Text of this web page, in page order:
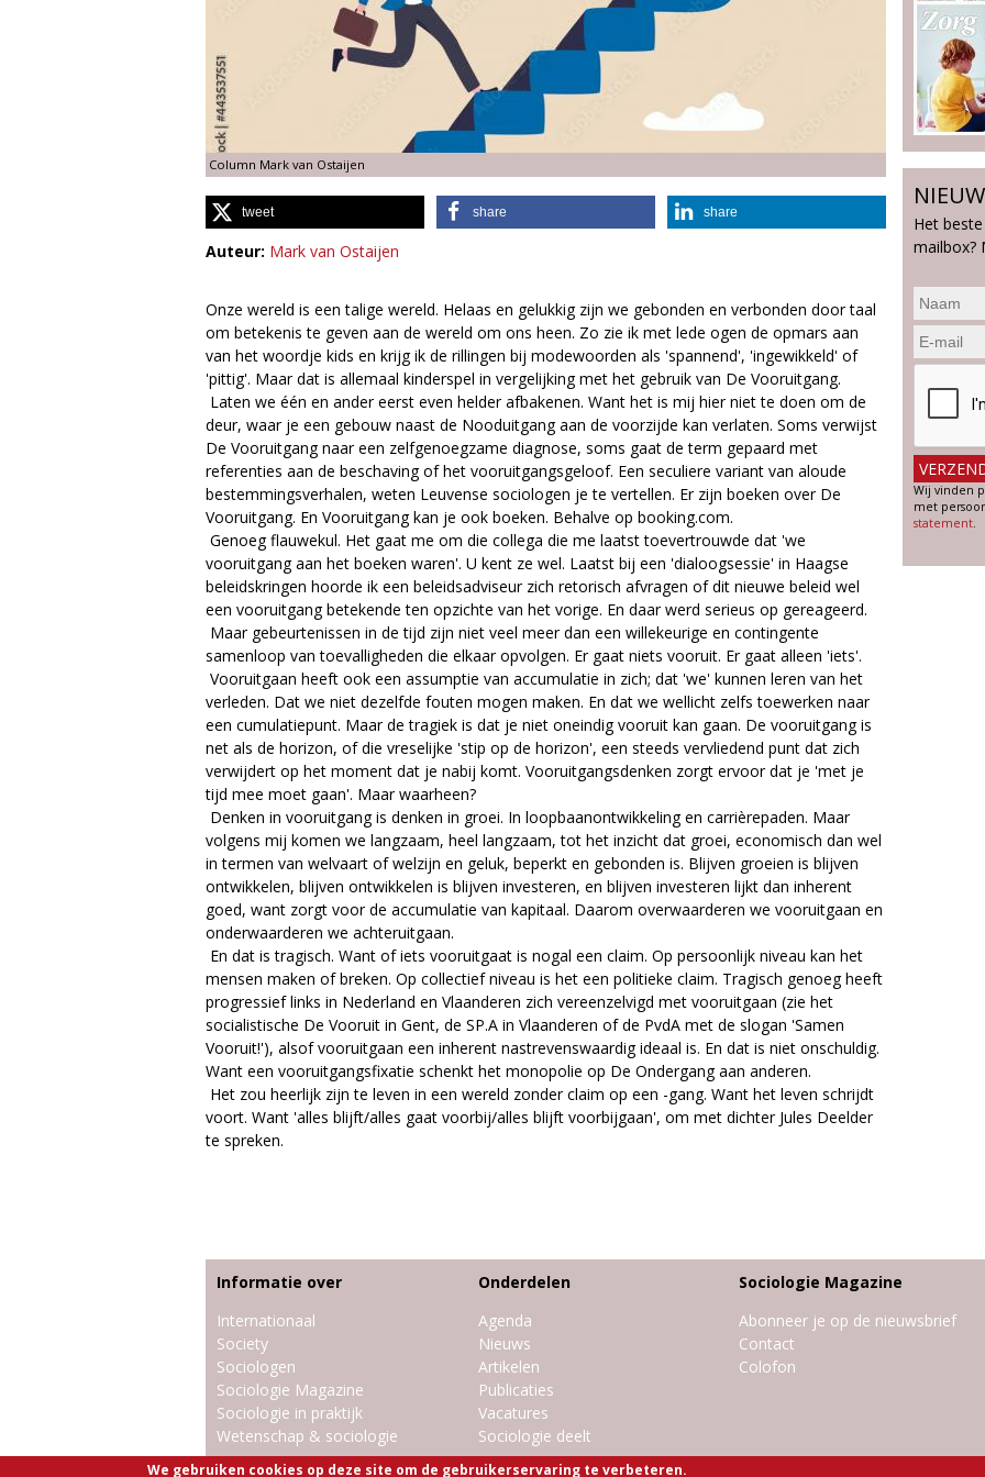
e
M
a
a
z
i
n
e
Column Mark van Ostaijen
tweet share share
Auteur: Mark van Ostaijen
Onze wereld is een talige wereld. Helaas en gelukkig zijn we gebonden en verbonden door taal
om betekenis te geven aan de wereld om ons heen. Zo zie ik met lede ogen de opmars aan
van het woordje kids en krijg ik de rillingen bij modewoorden als 'spannend', 'ingewikkeld' of
'pittig'. Maar dat is allemaal kinderspel in vergelijking met het gebruik van De Vooruitgang.
Laten we één en ander eerst even helder afbakenen. Want het is mij hier niet te doen om de
deur, waar je een gebouw naast de Nooduitgang aan de voorzijde kan verlaten. Soms verwijst
De Vooruitgang naar een zelfgenoegzame diagnose, soms gaat de term gepaard met
referenties aan de beschaving of het vooruitgangsgeloof. Een seculiere variant van aloude
bestemmingsverhalen, weten Leuvense sociologen je te vertellen. Er zijn boeken over De
Vooruitgang. En Vooruitgang kan je ook boeken. Behalve op booking.com.
Genoeg flauwekul. Het gaat me om die collega die me laatst toevertrouwde dat 'we
vooruitgang aan het boeken waren'. U kent ze wel. Laatst bij een 'dialoogsessie' in Haagse
beleidskringen hoorde ik een beleidsadviseur zich retorisch afvragen of dit nieuwe beleid wel
een vooruitgang betekende ten opzichte van het vorige. En daar werd serieus op gereageerd.
Maar gebeurtenissen in de tijd zijn niet veel meer dan een willekeurige en contingente
samenloop van toevalligheden die elkaar opvolgen. Er gaat niets vooruit. Er gaat alleen 'iets'.
Vooruitgaan heeft ook een assumptie van accumulatie in zich; dat 'we' kunnen leren van het
verleden. Dat we niet dezelfde fouten mogen maken. En dat we wellicht zelfs toewerken naar
een cumulatiepunt. Maar de tragiek is dat je niet oneindig vooruit kan gaan. De vooruitgang is
net als de horizon, of die vreselijke 'stip op de horizon', een steeds vervliedend punt dat zich
verwijdert op het moment dat je nabij komt. Vooruitgangsdenken zorgt ervoor dat je 'met je
tijd mee moet gaan'. Maar waarheen?
Denken in vooruitgang is denken in groei. In loopbaanontwikkeling en carrièrepaden. Maar
volgens mij komen we langzaam, heel langzaam, tot het inzicht dat groei, economisch dan wel
in termen van welvaart of welzijn en geluk, beperkt en gebonden is. Blijven groeien is blijven
ontwikkelen, blijven ontwikkelen is blijven investeren, en blijven investeren lijkt dan inherent
goed, want zorgt voor de accumulatie van kapitaal. Daarom overwaarderen we vooruitgaan en
onderwaarderen we achteruitgaan.
En dat is tragisch. Want of iets vooruitgaat is nogal een claim. Op persoonlijk niveau kan het
mensen maken of breken. Op collectief niveau is het een politieke claim. Tragisch genoeg heeft
progressief links in Nederland en Vlaanderen zich vereenzelvigd met vooruitgaan (zie het
socialistische De Vooruit in Gent, de SP.A in Vlaanderen of de PvdA met de slogan 'Samen
Vooruit!'), alsof vooruitgaan een inherent nastrevenswaardig ideaal is. En dat is niet onschuldig.
Want een vooruitgangsfixatie schenkt het monopolie op De Ondergang aan anderen.
Het zou heerlijk zijn te leven in een wereld zonder claim op een -gang. Want het leven schrijdt
voort. Want 'alles blijft/alles gaat voorbij/alles blijft voorbijgaan', om met dichter Jules Deelder
te spreken.
Het
mailbox?
Wij vinden
met
statement.
Informatie over
Internationaal
Society
Sociologen
Sociologie Magazine
Sociologie in praktijk
Wetenschap & sociologie
Onderdelen
Agenda
Nieuws
Artikelen
Publicaties
Vacatures
Sociologie deelt
Sociologie Magazine
Abonneer je op de nieuwsbrief
Contact
Colofon
We gebruiken cookies op deze site om de gebruikerservaring te verbeteren.